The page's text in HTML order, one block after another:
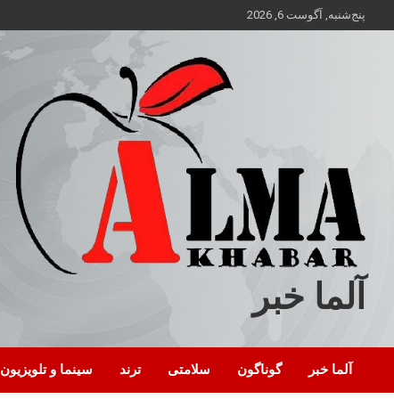
محتوا
پنج‌شنبه, آگوست 6, 2026
آلما خبر
آلما خبر گوناگون سلامتی ترند سینما و تلویزیون